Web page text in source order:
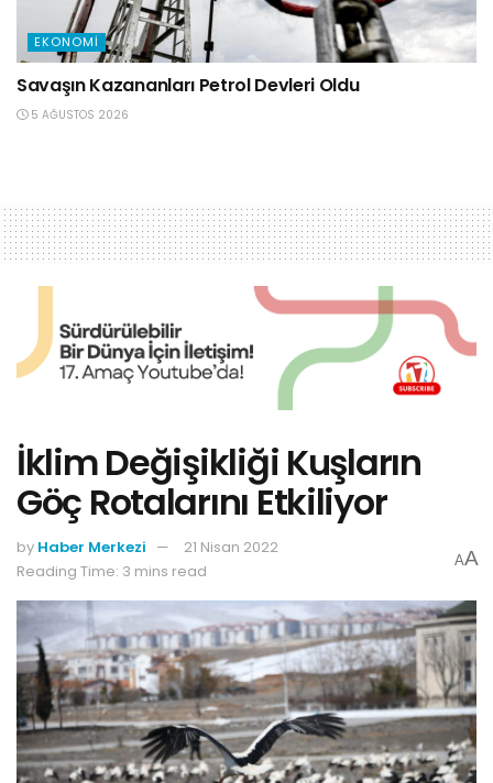
EKONOMI
Savaşın Kazananları Petrol Devleri Oldu
5 AĞUSTOS 2026
İklim Değişikliği Kuşların
Göç Rotalarını Etkiliyor
by Haber Merkezi
21 Nisan 2022
Reading Time: 3 mins read
AA